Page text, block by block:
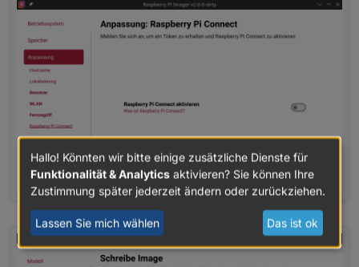
Hallo! Könnten wir bitte einige zusätzliche Dienste für
Funktionalität & Analytics aktivieren? Sie können Ihre
Zustimmung später jederzeit ändern oder zurückziehen.
Lassen Sie mich wählen Das ist ok